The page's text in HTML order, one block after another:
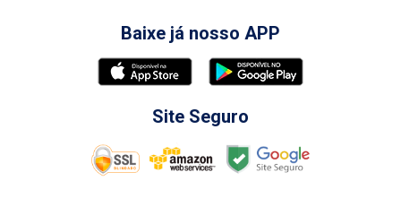
Baixe já nosso APP
Site Seguro